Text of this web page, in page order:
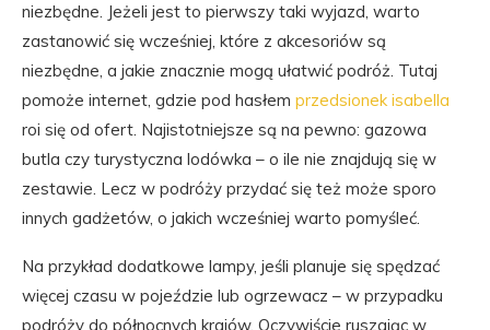
niezbędne. Jeżeli jest to pierwszy taki wyjazd, warto
zastanowić się wcześniej, które z akcesoriów są
niezbędne, a jakie znacznie mogą ułatwić podróż. Tutaj
pomoże internet, gdzie pod hasłem przedsionek isabella
roi się od ofert. Najistotniejsze są na pewno: gazowa
butla czy turystyczna lodówka – o ile nie znajdują się w
zestawie. Lecz w podróży przydać się też może sporo
innych gadżetów, o jakich wcześniej warto pomyśleć.
Na przykład dodatkowe lampy, jeśli planuje się spędzać
więcej czasu w pojeździe lub ogrzewacz – w przypadku
podróży do północnych krajów. Oczywiście ruszając w